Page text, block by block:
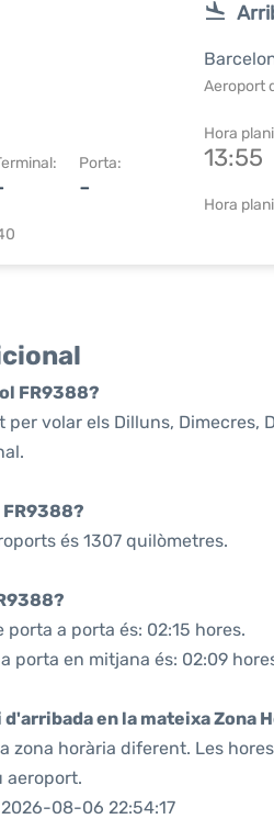
Porta:
-
Aeroport
Hora
13:55
Hora
FR9388?
per volar els Dilluns, Dimecres,
FR9388?
és 1307 quilòmetres.
a porta és: 02:15 hores.
porta en mitjana és: 02:09
en la mateixa Zona
zona horària diferent. Les
aeroport.
08-06 22:54:17